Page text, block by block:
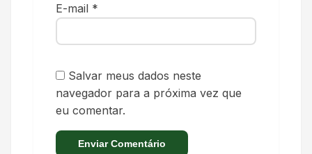
E-mail *
Salvar meus dados neste
navegador para a próxima vez que
eu comentar.